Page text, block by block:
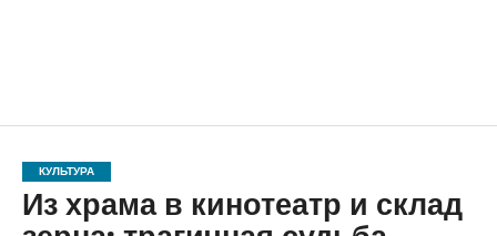
КУЛЬТУРА
Из храма в кинотеатр и склад